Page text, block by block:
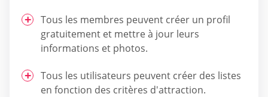
Tous les membres peuvent créer un profil
gratuitement et mettre à jour leurs
informations et photos.
Tous les utilisateurs peuvent créer des listes
en fonction des critères d'attraction.